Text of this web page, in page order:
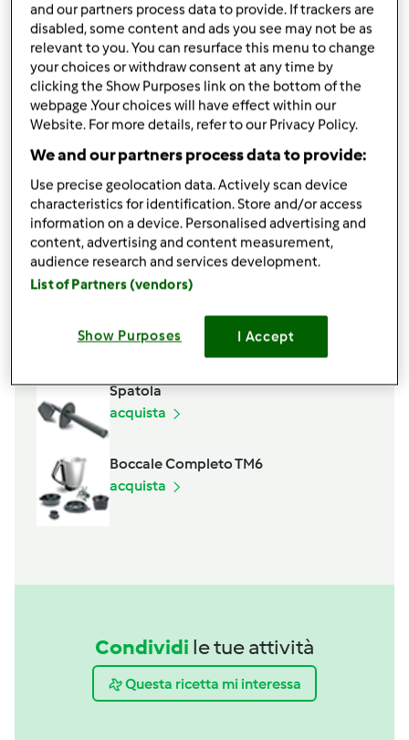
Ingredienti
Vellutata di zuppa con speck croccante
350grammidi zucca,Tagliata a cubetti
450grammidi acqua
90grammidi speck, A listarelle
2cucchiainidi dado per brodo vegetale
Aggiungi alla lista della spesa
Accessori che ti serviranno
Spatola
acquista
Boccale Completo TM6
acquista
Condividi le tue attività
Questa ricetta mi interessa
and our partners process data to provide. If trackers are
disabled, some content and ads you see may not be as
relevant to you. You can resurface this menu to change
your choices or withdraw consent at any time by
clicking the Show Purposes link on the bottom of the
webpage .Your choices will have effect within our
Website. For more details, refer to our Privacy Policy.
We and our partners process data to provide:
Use precise geolocation data. Actively scan device
characteristics for identification. Store and/or access
information on a device. Personalised advertising and
content, advertising and content measurement,
audience research and services development.
List of Partners (vendors)
Show Purposes I Accept